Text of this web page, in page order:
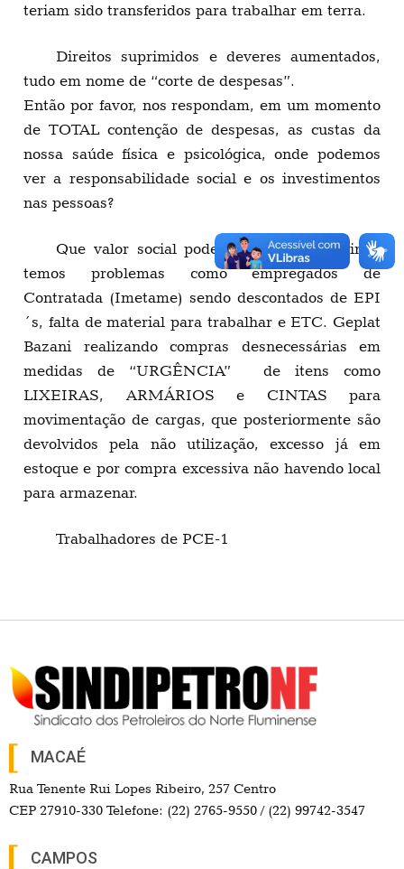
teriam sido transferidos para trabalhar em terra.
Direitos suprimidos e deveres aumentados,
tudo em nome de “corte de despesas”.
Então por favor, nos respondam, em um momento
de TOTAL contenção de despesas, as custas da
nossa saúde física e psicológica, onde podemos
ver a responsabilidade social e os investimentos
nas pessoas?
Que valor social pode-se acreditar se ainda
temos problemas como empregados de
Contratada (Imetame) sendo descontados de EPI
´s, falta de material para trabalhar e ETC. Geplat
Bazani realizando compras desnecessárias em
medidas de “URGÊNCIA” de itens como
LIXEIRAS, ARMÁRIOS e CINTAS para
movimentação de cargas, que posteriormente são
devolvidos pela não utilização, excesso já em
estoque e por compra excessiva não havendo local
para armazenar.
Trabalhadores de PCE-1
MACAÉ
Rua Tenente Rui Lopes Ribeiro, 257 Centro
CEP 27910-330 Telefone: (22) 2765-9550 / (22) 99742-3547
CAMPOS